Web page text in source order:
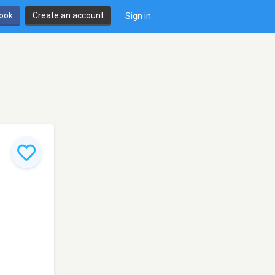
Create an account Sign in